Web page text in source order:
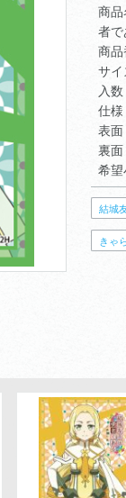
商
者
商
サイ
入
仕
表
裏
希
結城
きゃ